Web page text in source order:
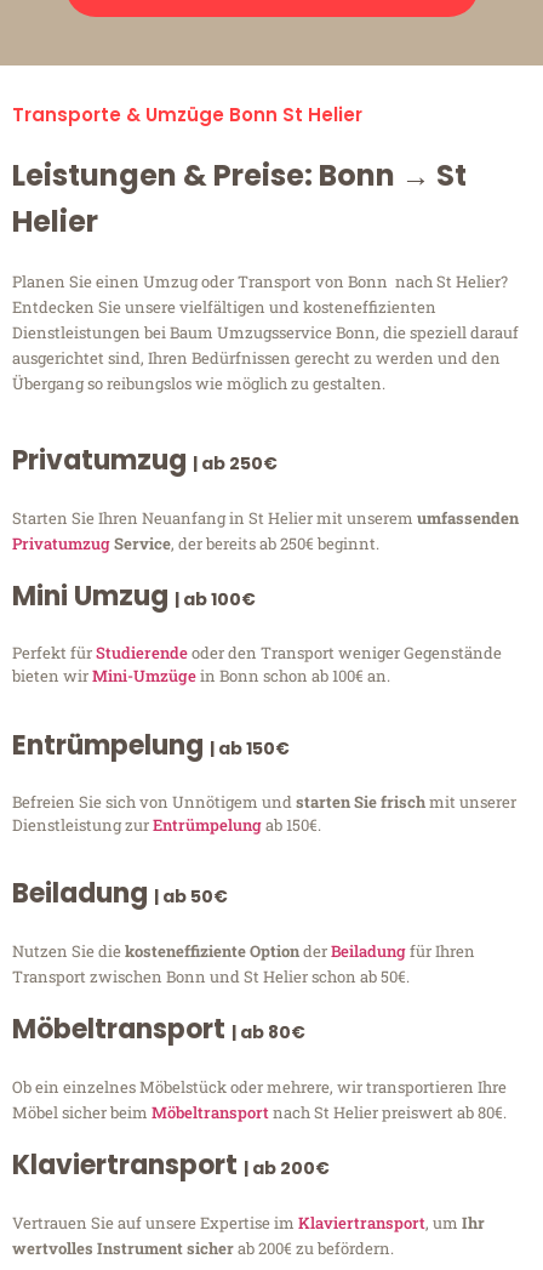
Transporte & Umzüge Bonn St Helier
Leistungen & Preise: Bonn → St
Helier
Planen Sie einen Umzug oder Transport von Bonn nach St Helier?
Entdecken Sie unsere vielfältigen und kosteneffizienten
Dienstleistungen bei Baum Umzugsservice Bonn, die speziell darauf
ausgerichtet sind, Ihren Bedürfnissen gerecht zu werden und den
Übergang so reibungslos wie möglich zu gestalten.
Privatumzug | ab 250€
Starten Sie Ihren Neuanfang in St Helier mit unserem umfassenden
PrivatumzugService, der bereits ab 250€ beginnt.
Mini Umzug | ab 100€
Perfekt fürStudierendeoder den Transport weniger Gegenstände
bieten wirMini-Umzügein Bonn schon ab 100€ an.
Entrümpelung | ab 150€
Befreien Sie sich von Unnötigem undstarten Sie frischmit unserer
Dienstleistung zurEntrümpelungab 150€.
Beiladung | ab 50€
Nutzen Sie diekosteneffiziente OptionderBeiladungfür Ihren
Transport zwischen Bonn und St Helier schon ab 50€.
Möbeltransport | ab 80€
Ob ein einzelnes Möbelstück oder mehrere, wir transportieren Ihre
Möbel sicher beim Möbeltransportnach St Helier preiswert ab 80€.
Klaviertransport | ab 200€
Vertrauen Sie auf unsere Expertise im Klaviertransport, um Ihr
wertvolles Instrument sicherab 200€ zu befördern.